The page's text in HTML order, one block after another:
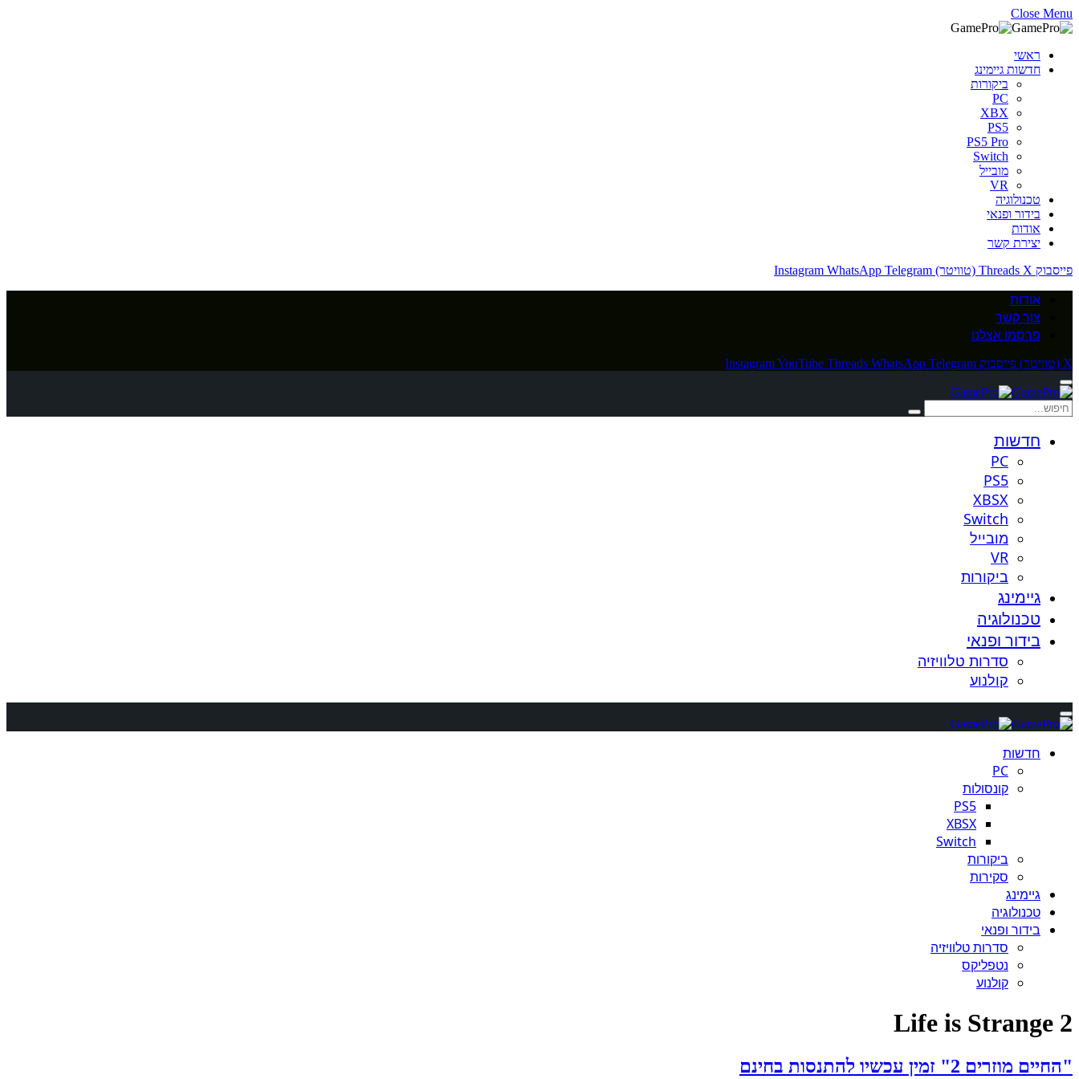
Close Menu
ראשי
חדשות גיימינג
ביקורות
PC
XBX
PS5
PS5 Pro
Switch
מובייל
VR
טכנולוגיה
בידור ופנאי
אודות
יצירת קשר
פייסבוק
Threads X (טוויטר) Instagram WhatsApp Telegram
אודות
צור קשר
פרסמו אצלנו
X (טוויטר) פייסבוק InstagramYouTube Threads WhatsApp Telegram
חדשות
PC
PS5
XBSX
Switch
מובייל
VR
ביקורות
גיימינג
טכנולוגיה
בידור ופנאי
סדרות טלוויזיה
קולנוע
חדשות
PC
קונסולות
PS5
XBSX
Switch
ביקורות
סקירות
גיימינג
טכנולוגיה
בידור ופנאי
סדרות טלוויזיה
נטפליקס
קולנוע
Life is Strange 2
"החיים מוזרים 2" זמין עכשיו להתנסות בחינם